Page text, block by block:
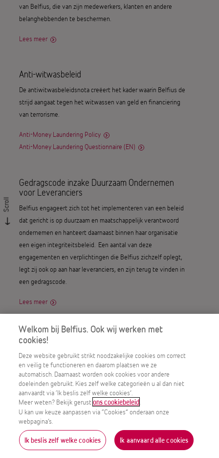
van Belfius, die van zijn medewerkers, klanten en andere
belanghebbenden te beschermen.
Lees meer
Anti-witwasbeleid
De antiwitwasbeleidsnota creëert het kader waarin Belfius de
strijd aangaat tegen het witwassen van geld en financiering
van terrorisme.
Anti-Money Laundering Policy
Anti-Money Laundering Questionnaire (EN)
Gedragscode inzake Duurzaam Ondernemen
voor Leveranciers
Belfius engageert zich tot het implementeren van een beleid
dat gericht is op duurzaam en maatschappelijk verantwoord
ondernemen en hanteert daarnaast binnen haar organisatie
een eigen integriteitsbeleid. Een aantal van deze
engagementen en verplichtingen die Belfius zichzelf oplegt,
legt zij ook op aan haar leveranciers, en zijn terug te vinden in
een gedragscode.
Lees meer
Fiscale beleidsnota
Als lokaal verankerde bank-verzekeraar willen we ook op
fiscaal vlak transparant communiceren naar onze
stakeholders.
Lees meer
Patriot Act
Verplichte certificering voor elke buitenlandse bank die een
Scroll
Welkom bij Belfius. Ook wij werken met
cookies!
Deze website gebruikt strikt noodzakelijke cookies om correct
en veilig te functioneren en daarom plaatsen we ze
automatisch. Daarnaast worden ook cookies voor andere
doeleinden gebruikt. Kies zelf welke categorieën u al dan niet
aanvaardt via ‘Ik beslis zelf welke cookies’.
Meer weten? Bekijk gerustons cookiebeleid
U kan uw keuze aanpassen via “Cookies” onderaan onze
webpagina’s.
Ik beslis zelf welke cookies Ik aanvaard alle cookies